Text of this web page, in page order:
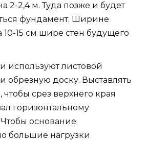
2-2,4 м. Туда позже и будет
фундамент. Ширине
10-15 см шире стен будущего
используют листовой
обрезную доску. Выставлять
чтобы срез верхнего края
горизонтальному
основание
большие нагрузки